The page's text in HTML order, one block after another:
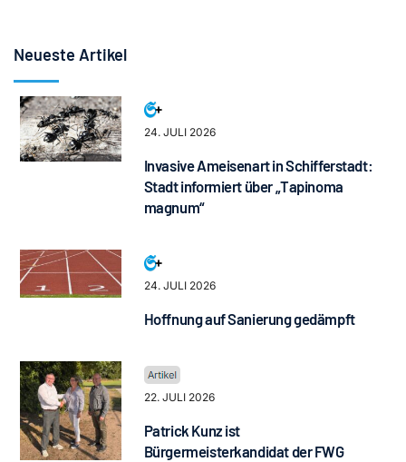
Neueste Artikel
24. JULI 2026
Invasive Ameisenart in Schifferstadt:
Stadt informiert über „Tapinoma
magnum“
24. JULI 2026
Hoffnung auf Sanierung gedämpft
22. JULI 2026
Patrick Kunz ist
Bürgermeisterkandidat der FWG